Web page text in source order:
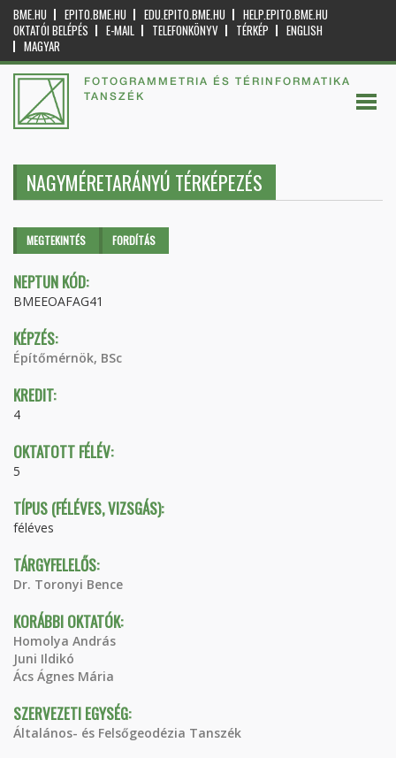
BME.HU EPITO.BME.HU EDU.EPITO.BME.HU
HELP.EPITO.BME.HU
OKTATÓI BELÉPÉS
E-MAIL TELEFONKÖNYV TÉRKÉP
ENGLISH
MAGYAR
FOTOGRAMMETRIA ÉS TÉRINFORMATIKA
TANSZÉK
NAGYMÉRETARÁNYÚ TÉRKÉPEZÉS
Elsődleges fülek
MEGTEKINTÉS (AKTÍVFORDÍTÁS
NEPTUN KÓD:
BMEEOAFAG41
KÉPZÉS:
Építőmérnök, BSc
KREDIT:
4
OKTATOTT FÉLÉV:
5
TÍPUS (FÉLÉVES, VIZSGÁS):
féléves
TÁRGYFELELŐS:
Dr. Toronyi Bence
KORÁBBI OKTATÓK:
Homolya András
Juni Ildikó
Ács Ágnes Mária
SZERVEZETI EGYSÉG:
Általános- és Felsőgeodézia Tanszék